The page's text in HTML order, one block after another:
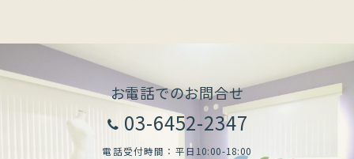
お電話でのお問合せ
03-6452-2347
電話受付時間：平日10:00-18:00